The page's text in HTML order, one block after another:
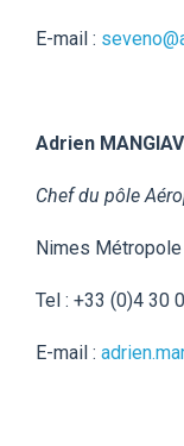
E-mail :
Adrien
Chef du pôle
Nimes Métropole
Tel : +33 (0)4 30
E-mail :